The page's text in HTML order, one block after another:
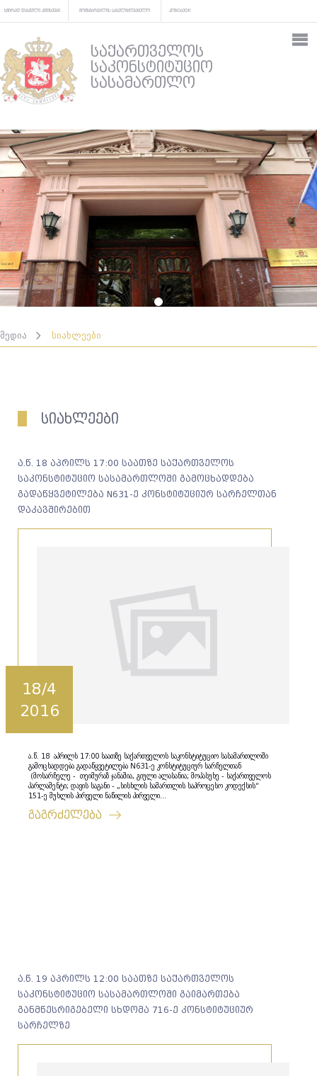
ხშირად დასმული კითხვები მომხმარებლის სახელმძღვანელო კონტაქტი
საქართველოს
საკონსტიტუციო
სასამართლო
მედია სიახლეები
სიახლეები
ა.წ. 18 აპრილს 17:00 საათზე საქართველოს
საკონსტიტუციო სასამართლოში გამოცხადდება
გადაწყვეტილება N631-ე კონსტიტუციურ სარჩელთან
დაკავშირებით
18/4
2016
ა.წ. 18 აპრილს 17:00 საათზე საქართველოს საკონსტიტუციო სასამართლოში
გამოცხადდება გადაწყვეტილება N631-ე კონსტიტუციურ სარჩელთან
(მოსარჩელე - თეიმურაზ ჯანაშია, გიული ალასანია; მოპასუხე - საქართველოს
პარლამენტი; დავის საგანი - „სისხლის სამართლის საპროცესო კოდექსის“
151-ე მუხლის პირველი ნაწილის პირველი...
გაგრძელება
ა.წ. 19 აპრილს 12:00 საათზე საქართველოს
საკონსტიტუციო სასამართლოში გაიმართება
განმწესრიგებელი სხდომა 716-ე კონსტიტუციურ
სარჩელზე